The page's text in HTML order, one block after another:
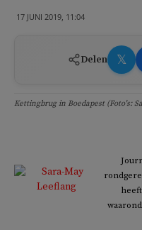
17 JUNI 2019, 11:04
Delen 𝕏
Kettingbrug in Boedapest (Foto's: